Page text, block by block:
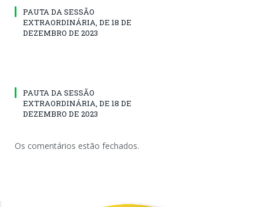
PAUTA DA SESSÃO
EXTRAORDINÁRIA, DE 18 DE
DEZEMBRO DE 2023
PAUTA DA SESSÃO
EXTRAORDINÁRIA, DE 18 DE
DEZEMBRO DE 2023
Os comentários estão fechados.